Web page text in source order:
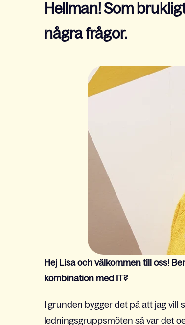
Hellman! Som
några frågor.
Hej Lisa och välkommen till oss!
kombination med IT?
I grunden bygger det på att jag vill
ledningsgruppsmöten så var det